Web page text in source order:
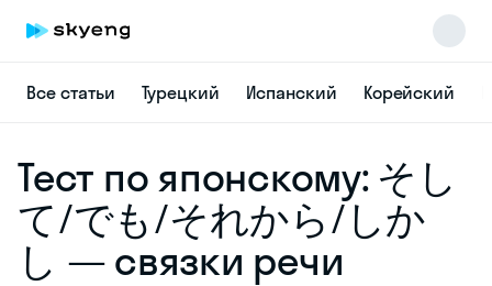
Все статьи Турецкий Испанский Корейский
Тест по японскому: そし
て/でも/それから/しか
し — связки речи
online